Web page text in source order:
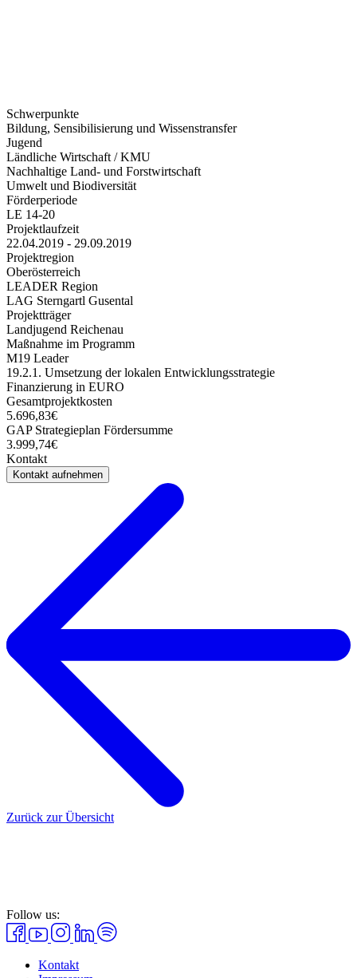
Schwerpunkte
Bildung, Sensibilisierung und Wissenstransfer
Jugend
Ländliche Wirtschaft / KMU
Nachhaltige Land- und Forstwirtschaft
Umwelt und Biodiversität
Förderperiode
LE 14-20
Projektlaufzeit
22.04.2019 - 29.09.2019
Projektregion
Oberösterreich
LEADER Region
LAG Sterngartl Gusental
Projektträger
Landjugend Reichenau
Maßnahme im Programm
M19 Leader
19.2.1. Umsetzung der lokalen Entwicklungsstrategie
Finanzierung in EURO
Gesamtprojektkosten
5.696,83€
GAP Strategieplan Fördersumme
3.999,74€
Kontakt
Kontakt aufnehmen
Zurück zur Übersicht
Follow us:
Kontakt